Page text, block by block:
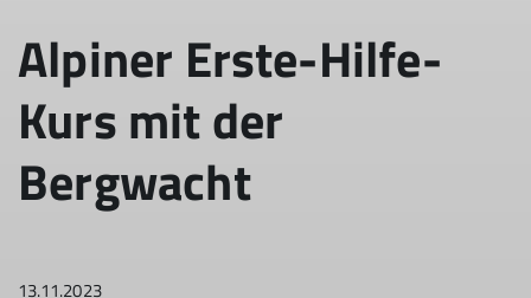
Alpiner Erste-Hilfe-
Kurs mit der
Bergwacht
13.11.2023